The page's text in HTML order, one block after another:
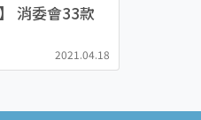
消委會33款
Samsu
2021.04.18